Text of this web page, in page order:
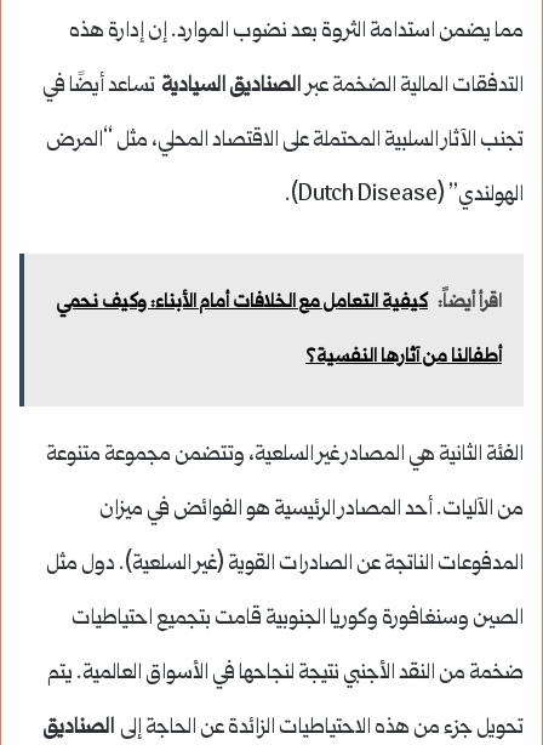
مما يضمن استدامة الثروة بعد نضوب الموارد. إن إدارة هذه
التدفقات المالية الضخمة عبرالصناديق السيادية تساعد أيضًا في
تجنب الآثار السلبية المحتملة على الاقتصاد المحلي، مثل “المرض
الهولندي” (Dutch Disease).
اقرأ أيضاً: كيفية التعامل مع الخلافات أمام الأبناء: وكيف نحمي
أطفالنا من آثارها النفسية؟
الفئة الثانية هي المصادر غير السلعية، وتتضمن مجموعة متنوعة
من الآليات. أحد المصادر الرئيسية هو الفوائض في ميزان
المدفوعات الناتجة عن الصادرات القوية (غير السلعية). دول مثل
الصين وسنغافورة وكوريا الجنوبية قامت بتجميع احتياطيات
ضخمة من النقد الأجنبي نتيجة لنجاحها في الأسواق العالمية. يتم
تحويل جزء من هذه الاحتياطيات الزائدة عن الحاجة إلى الصناديق